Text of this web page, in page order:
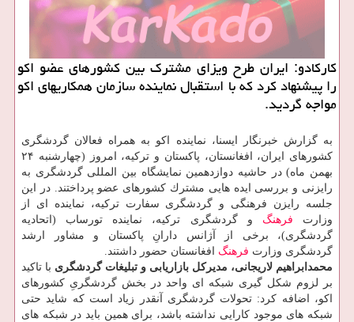
كاركادو: ایران طرح ویزای مشترك بین كشورهای عضو اكو
را پیشنهاد كرد كه با استقبال نماینده سازمان همكاریهای اكو
مواجه گردید.
به گزارش خبرنگار ایسنا، نماینده اكو به همراه فعالان گردشگری
كشورهای ایران، افغانستان، پاكستان و تركیه، امروز (چهارشنبه ۲۴
بهمن ماه) در حاشیه دوازدهمین نمایشگاه بین المللی گردشگری به
رایزنی و بررسی ایده هایی مشترك كشورهای عضو پرداختند. در این
جلسه رایزن فرهنگی و گردشگری سفارت تركیه، نماینده ای از
وزارت فرهنگ و گردشگری تركیه، نماینده تورساب (اتحادیه
گردشگری)، برخی از آژانس دارانِ پاكستان و مشاور ارشد
گردشگری وزارت فرهنگ افغانستان حضور داشتند.
محمدابراهیم لاریجانی، مدیركل بازاریابی و تبلیغات گردشگری با تاكید
بر لزوم شكل گیری شبكه ای واحد در بخش گردشگریِ كشورهای
اكو، اضافه كرد: تحولات گردشگری آنقدر زیاد است كه شاید حتی
شبكه های موجود كارایی نداشته باشد، برای همین باید در شبكه های